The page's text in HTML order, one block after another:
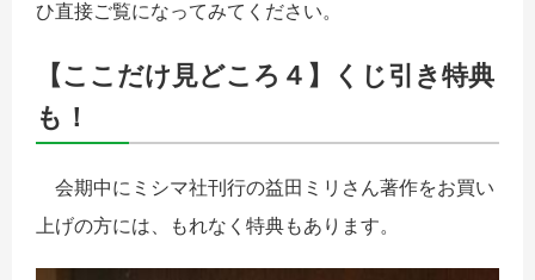
ひ直接ご覧になってみてください。
【ここだけ見どころ４】くじ引き特典
も！
会期中にミシマ社刊行の益田ミリさん著作をお買い
上げの方には、もれなく特典もあります。